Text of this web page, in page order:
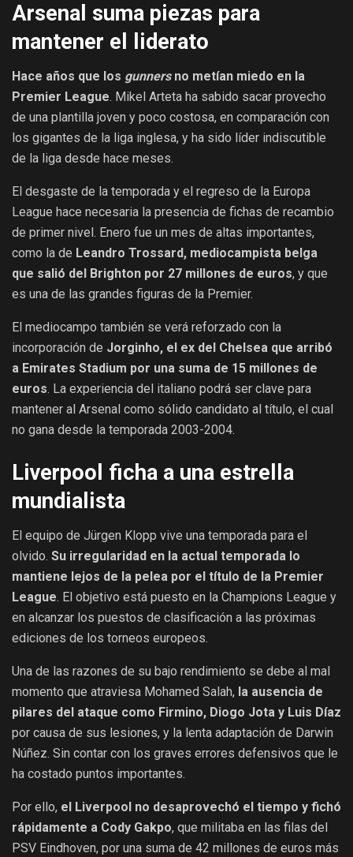
Arsenal suma piezas para
mantener el liderato
Hace años que los gunnersno metían miedo en la
Premier League. Mikel Arteta ha sabido sacar provecho
de una plantilla joven y poco costosa, en comparación con
los gigantes de la liga inglesa, y ha sido líder indiscutible
de la liga desde hace meses.
El desgaste de la temporada y el regreso de la Europa
League hace necesaria la presencia de fichas de recambio
de primer nivel. Enero fue un mes de altas importantes,
como la de Leandro Trossard, mediocampista belga
que salió del Brighton por 27 millones de euros, y que
es una de las grandes figuras de la Premier.
El mediocampo también se verá reforzado con la
incorporación de Jorginho, el ex del Chelsea que arribó
a Emirates Stadium por una suma de 15 millones de
euros. La experiencia del italiano podrá ser clave para
mantener al Arsenal como sólido candidato al título, el cual
no gana desde la temporada 2003-2004.
Liverpool ficha a una estrella
mundialista
El equipo de Jürgen Klopp vive una temporada para el
olvido. Su irregularidad en la actual temporada lo
mantiene lejos de la pelea por el título de la Premier
League. El objetivo está puesto en la Champions League y
en alcanzar los puestos de clasificación a las próximas
ediciones de los torneos europeos.
Una de las razones de su bajo rendimiento se debe al mal
momento que atraviesa Mohamed Salah, la ausencia de
pilares del ataque como Firmino, Diogo Jota y Luis Díaz
por causa de sus lesiones, y la lenta adaptación de Darwin
Núñez. Sin contar con los graves errores defensivos que le
ha costado puntos importantes.
Por ello, el Liverpool no desaprovechó el tiempo y fichó
rápidamente a Cody Gakpo, que militaba en las filas del
PSV Eindhoven, por una suma de 42 millones de euros más